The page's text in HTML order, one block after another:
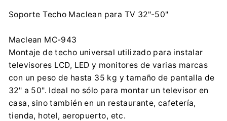
Fabricante:
Centrumelektroniki.EU Sp. z o.o.
contact@centrumelektroniki.pl
+48 32 284 72 22
Importador:
Centrumelektroniki.EU Sp. z o.o.
Korfantego 7, 42-600 Tarnowskie Góry
contact@centrumelektroniki.pl
+48 32 284 72 22
Soporte Techo Maclean para TV 32"-50"
Maclean MC-943
Montaje de techo universal utilizado para instalar
televisores LCD, LED y monitores de varias marcas
con un peso de hasta 35 kg y tamaño de pantalla de
32" a 50". Ideal no sólo para montar un televisor en
casa, sino también en un restaurante, cafetería,
tienda, hotel, aeropuerto, etc.